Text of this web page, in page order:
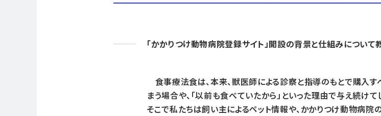
「かかりつけ動物病院登録サイト」開設の背景と仕組みについて教
食事療法食は、本来、獣医師による診察と指導のもとで購入す
まう場合や、「以前も食べていたから」といった理由で与え続けて
そこで私たちは飼い主によるペット情報や、かかりつけ動物病